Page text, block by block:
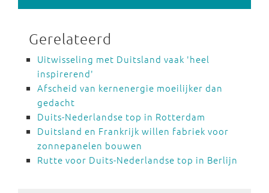
Gerelateerd
Uitwisseling met Duitsland vaak 'heel
inspirerend'
Afscheid van kernenergie moeilijker dan
gedacht
Duits-Nederlandse top in Rotterdam
Duitsland en Frankrijk willen fabriek voor
zonnepanelen bouwen
Rutte voor Duits-Nederlandse top in Berlijn